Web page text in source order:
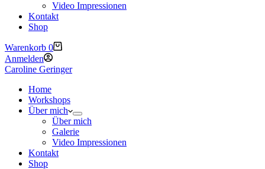
Video Impressionen
Kontakt
Shop
Warenkorb 0
Anmelden
Caroline Geringer
Home
Workshops
Über mich
Über mich
Galerie
Video Impressionen
Kontakt
Shop